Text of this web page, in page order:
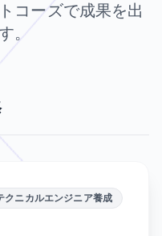
コーズで成果を出
。
クニカルエンジニア養成